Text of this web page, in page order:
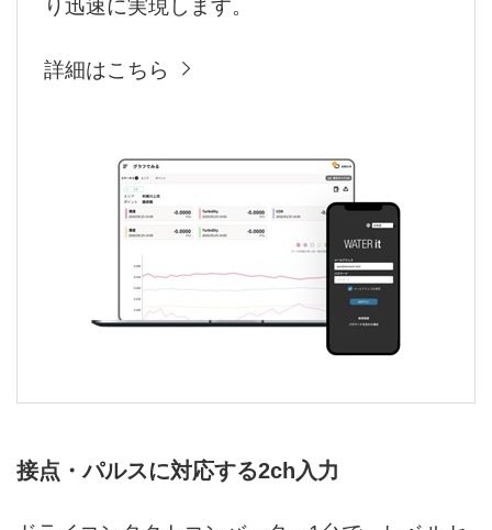
り迅速に実現します。
詳細はこちら
接点・パルスに対応する2ch入力